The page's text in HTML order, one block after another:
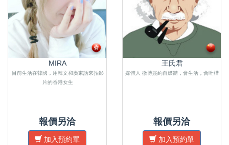
MIRA
目前生活在韓國，用韓文和廣東話來拍影
片的香港女生
報價另洽
加入預約單
王氏君
媒體人 微博簽約自媒體，會生活，會吐槽
報價另洽
加入預約單